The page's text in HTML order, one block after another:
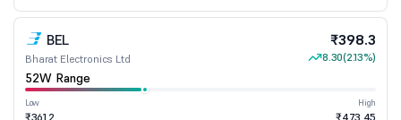
BEL
Bharat Electronics Ltd
₹398.3
8.30(2.13%)
52W Range
Low
₹361.2
High
₹473.45